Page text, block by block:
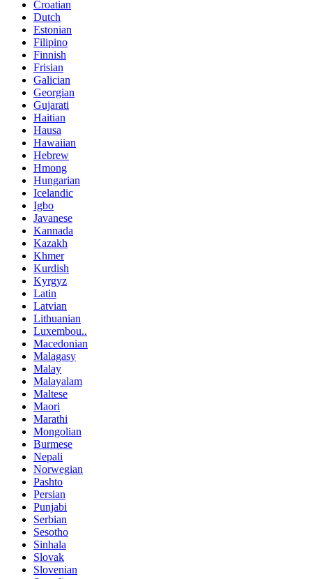
Croatian
Dutch
Estonian
Filipino
Finnish
Frisian
Galician
Georgian
Gujarati
Haitian
Hausa
Hawaiian
Hebrew
Hmong
Hungarian
Icelandic
Igbo
Javanese
Kannada
Kazakh
Khmer
Kurdish
Kyrgyz
Latin
Latvian
Lithuanian
Luxembou..
Macedonian
Malagasy
Malay
Malayalam
Maltese
Maori
Marathi
Mongolian
Burmese
Nepali
Norwegian
Pashto
Persian
Punjabi
Serbian
Sesotho
Sinhala
Slovak
Slovenian